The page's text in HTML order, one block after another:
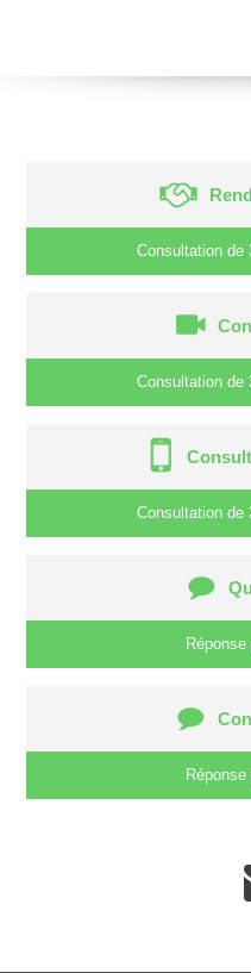
Consultation de
Consultation de
Consultation de
Réponse
Réponse